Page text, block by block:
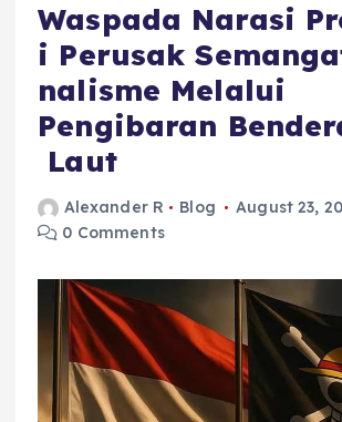
Waspada Narasi
i Perusak
nalisme Melalui
Pengibaran
Laut
Alexander R Blog
August 23,
0 Comments